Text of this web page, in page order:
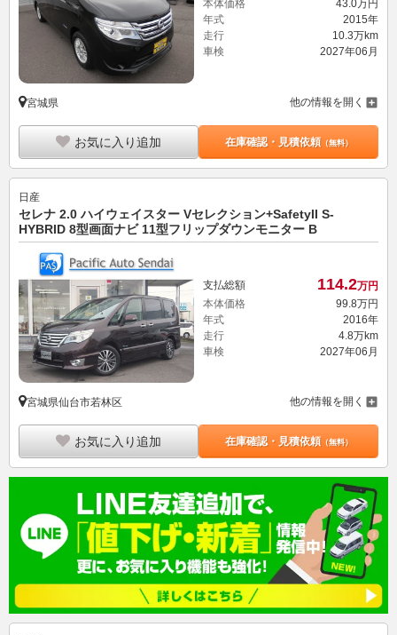
本体価格 43.0万円
年式
2015年
走行
10.3万km
車検
2027年06月
宮城県 他の情報を開く
お気に入り追加 在庫確認・見積依頼（無料）
日産
セレナ 2.0 ハイウェイスター Vセレクション+SafetyII S-
HYBRID 8型画面ナビ 11型フリップダウンモニター B
支払総額 114.2万円
本体価格
99. 8万円
年式
2016年
走行
4.8万km
車検
2027年06月
宮城県仙台市若林区 他の情報を開く
お気に入り追加 在庫確認・見積依頼（無料）